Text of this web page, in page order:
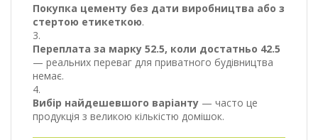
Покупка цементу без дати виробництва або з
стертою етикеткою.
Переплата за марку 52.5, коли достатньо 42.5
— реальних переваг для приватного будівництва
немає.
Вибір найдешевшого варіанту — часто це
продукція з великою кількістю домішок.